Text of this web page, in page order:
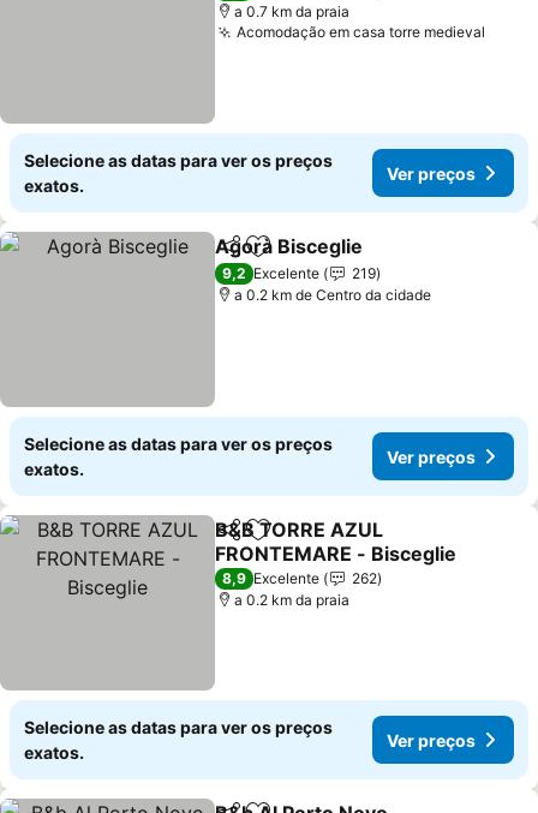
a 0.7 km da praia
Acomodação em casa torre medieval
Selecione as datas para ver os preços
exatos.
Ver preços
PartilharAdicionar aos favoritos
Agorà Bisceglie
9,2 Excelente
219
a 0.2 km de Centro da cidade
Selecione as datas para ver os preços
exatos.
Ver preços
PartilharAdicionar aos favoritos
B&B TORRE AZUL
FRONTEMARE - Bisceglie
Ver preços
8,9 Excelente
262
a 0.2 km da praia
Selecione as datas para ver os preços
exatos.
Ver preços